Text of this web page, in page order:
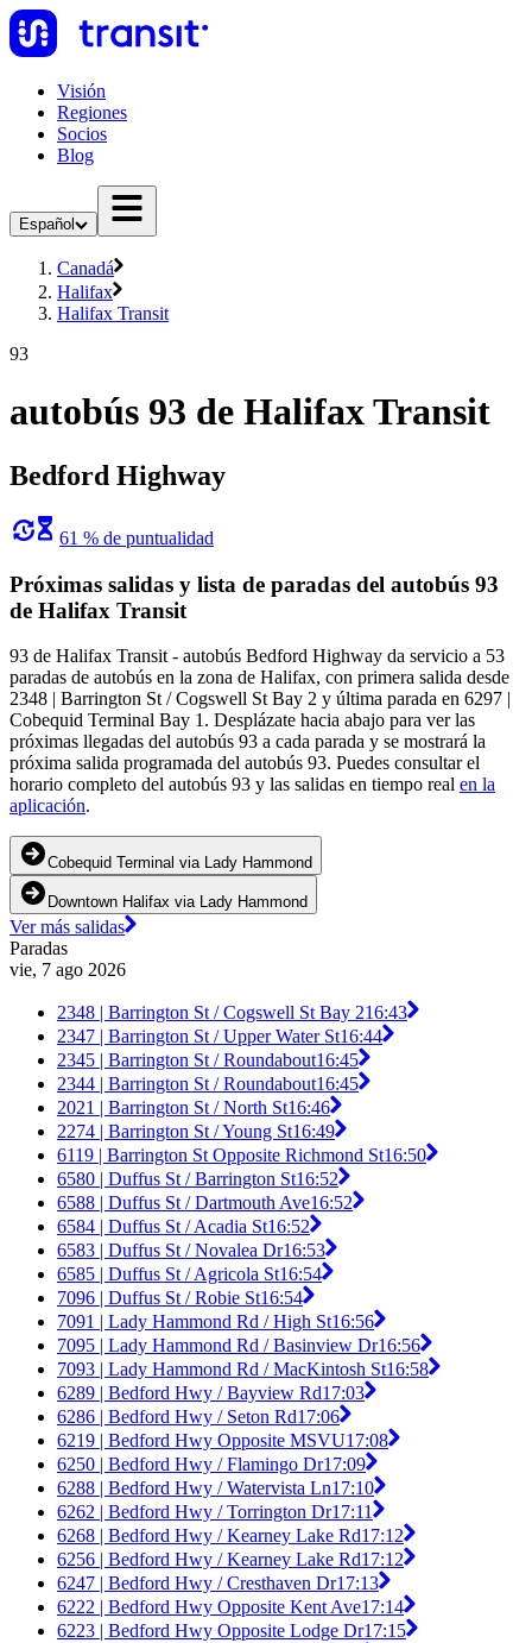
Visión
Regiones
Socios
Blog
Español
Canadá
Halifax
Halifax Transit
93
autobús 93 de Halifax Transit
Bedford Highway
61 % de puntualidad
Próximas salidas y lista de paradas del autobús 93
de Halifax Transit
93 de Halifax Transit - autobús Bedford Highway da servicio a 53
paradas de autobús en la zona de Halifax, con primera salida desde
2348 | Barrington St / Cogswell St Bay 2 y última parada en 6297 |
Cobequid Terminal Bay 1. Desplázate hacia abajo para ver las
próximas llegadas del autobús 93 a cada parada y se mostrará la
próxima salida programada del autobús 93. Puedes consultar el
horario completo del autobús 93 y las salidas en tiempo real en la
aplicación.
Cobequid Terminal via Lady Hammond
Downtown Halifax via Lady Hammond
Ver más salidas
Paradas
vie, 7 ago 2026
2348 | Barrington St / Cogswell St Bay 216:43
2347 | Barrington St / Upper Water St16:44
2345 | Barrington St / Roundabout16:45
2344 | Barrington St / Roundabout16:45
2021 | Barrington St / North St16:46
2274 | Barrington St / Young St16:49
6119 | Barrington St Opposite Richmond St16:50
6580 | Duffus St / Barrington St16:52
6588 | Duffus St / Dartmouth Ave16:52
6584 | Duffus St / Acadia St16:52
6583 | Duffus St / Novalea Dr16:53
6585 | Duffus St / Agricola St16:54
7096 | Duffus St / Robie St16:54
7091 | Lady Hammond Rd / High St16:56
7095 | Lady Hammond Rd / Basinview Dr16:56
7093 | Lady Hammond Rd / MacKintosh St16:58
6289 | Bedford Hwy / Bayview Rd17:03
6286 | Bedford Hwy / Seton Rd17:06
6219 | Bedford Hwy Opposite MSVU17:08
6250 | Bedford Hwy / Flamingo Dr17:09
6288 | Bedford Hwy / Watervista Ln17:10
6262 | Bedford Hwy / Torrington Dr17:11
6268 | Bedford Hwy / Kearney Lake Rd17:12
6256 | Bedford Hwy / Kearney Lake Rd17:12
6247 | Bedford Hwy / Cresthaven Dr17:13
6222 | Bedford Hwy Opposite Kent Ave17:14
6223 | Bedford Hwy Opposite Lodge Dr17:15